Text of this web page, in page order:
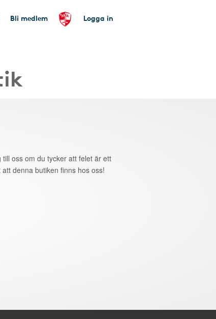
Bli medlem Logga in
oss om du tycker att felet är ett
denna butiken finns hos oss!